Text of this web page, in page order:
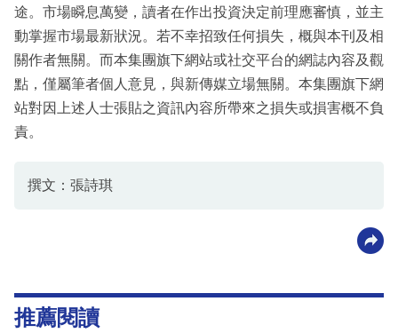
途。市場瞬息萬變，讀者在作出投資決定前理應審慎，並主
動掌握市場最新狀況。若不幸招致任何損失，概與本刊及相
關作者無關。而本集團旗下網站或社交平台的網誌內容及觀
點，僅屬筆者個人意見，與新傳媒立場無關。本集團旗下網
站對因上述人士張貼之資訊內容所帶來之損失或損害概不負
責。
撰文：張詩琪
推薦閱讀